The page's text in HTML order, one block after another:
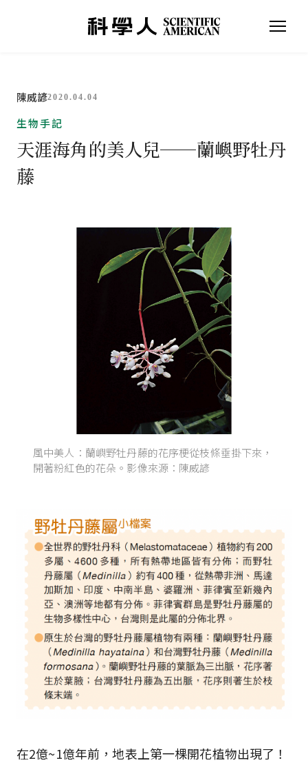
陳威諺2020.04.04
生物手記
天涯海角的美人兒──蘭嶼野牡丹
藤
風中美人：蘭嶼野牡丹藤的花序梗從枝條垂掛下來，
開著粉紅色的花朵。影像來源：陳威諺
在2億~1億年前，地表上第一棵開花植物出現了！